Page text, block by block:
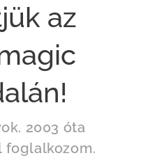
az
2003 óta
foglalkozom.